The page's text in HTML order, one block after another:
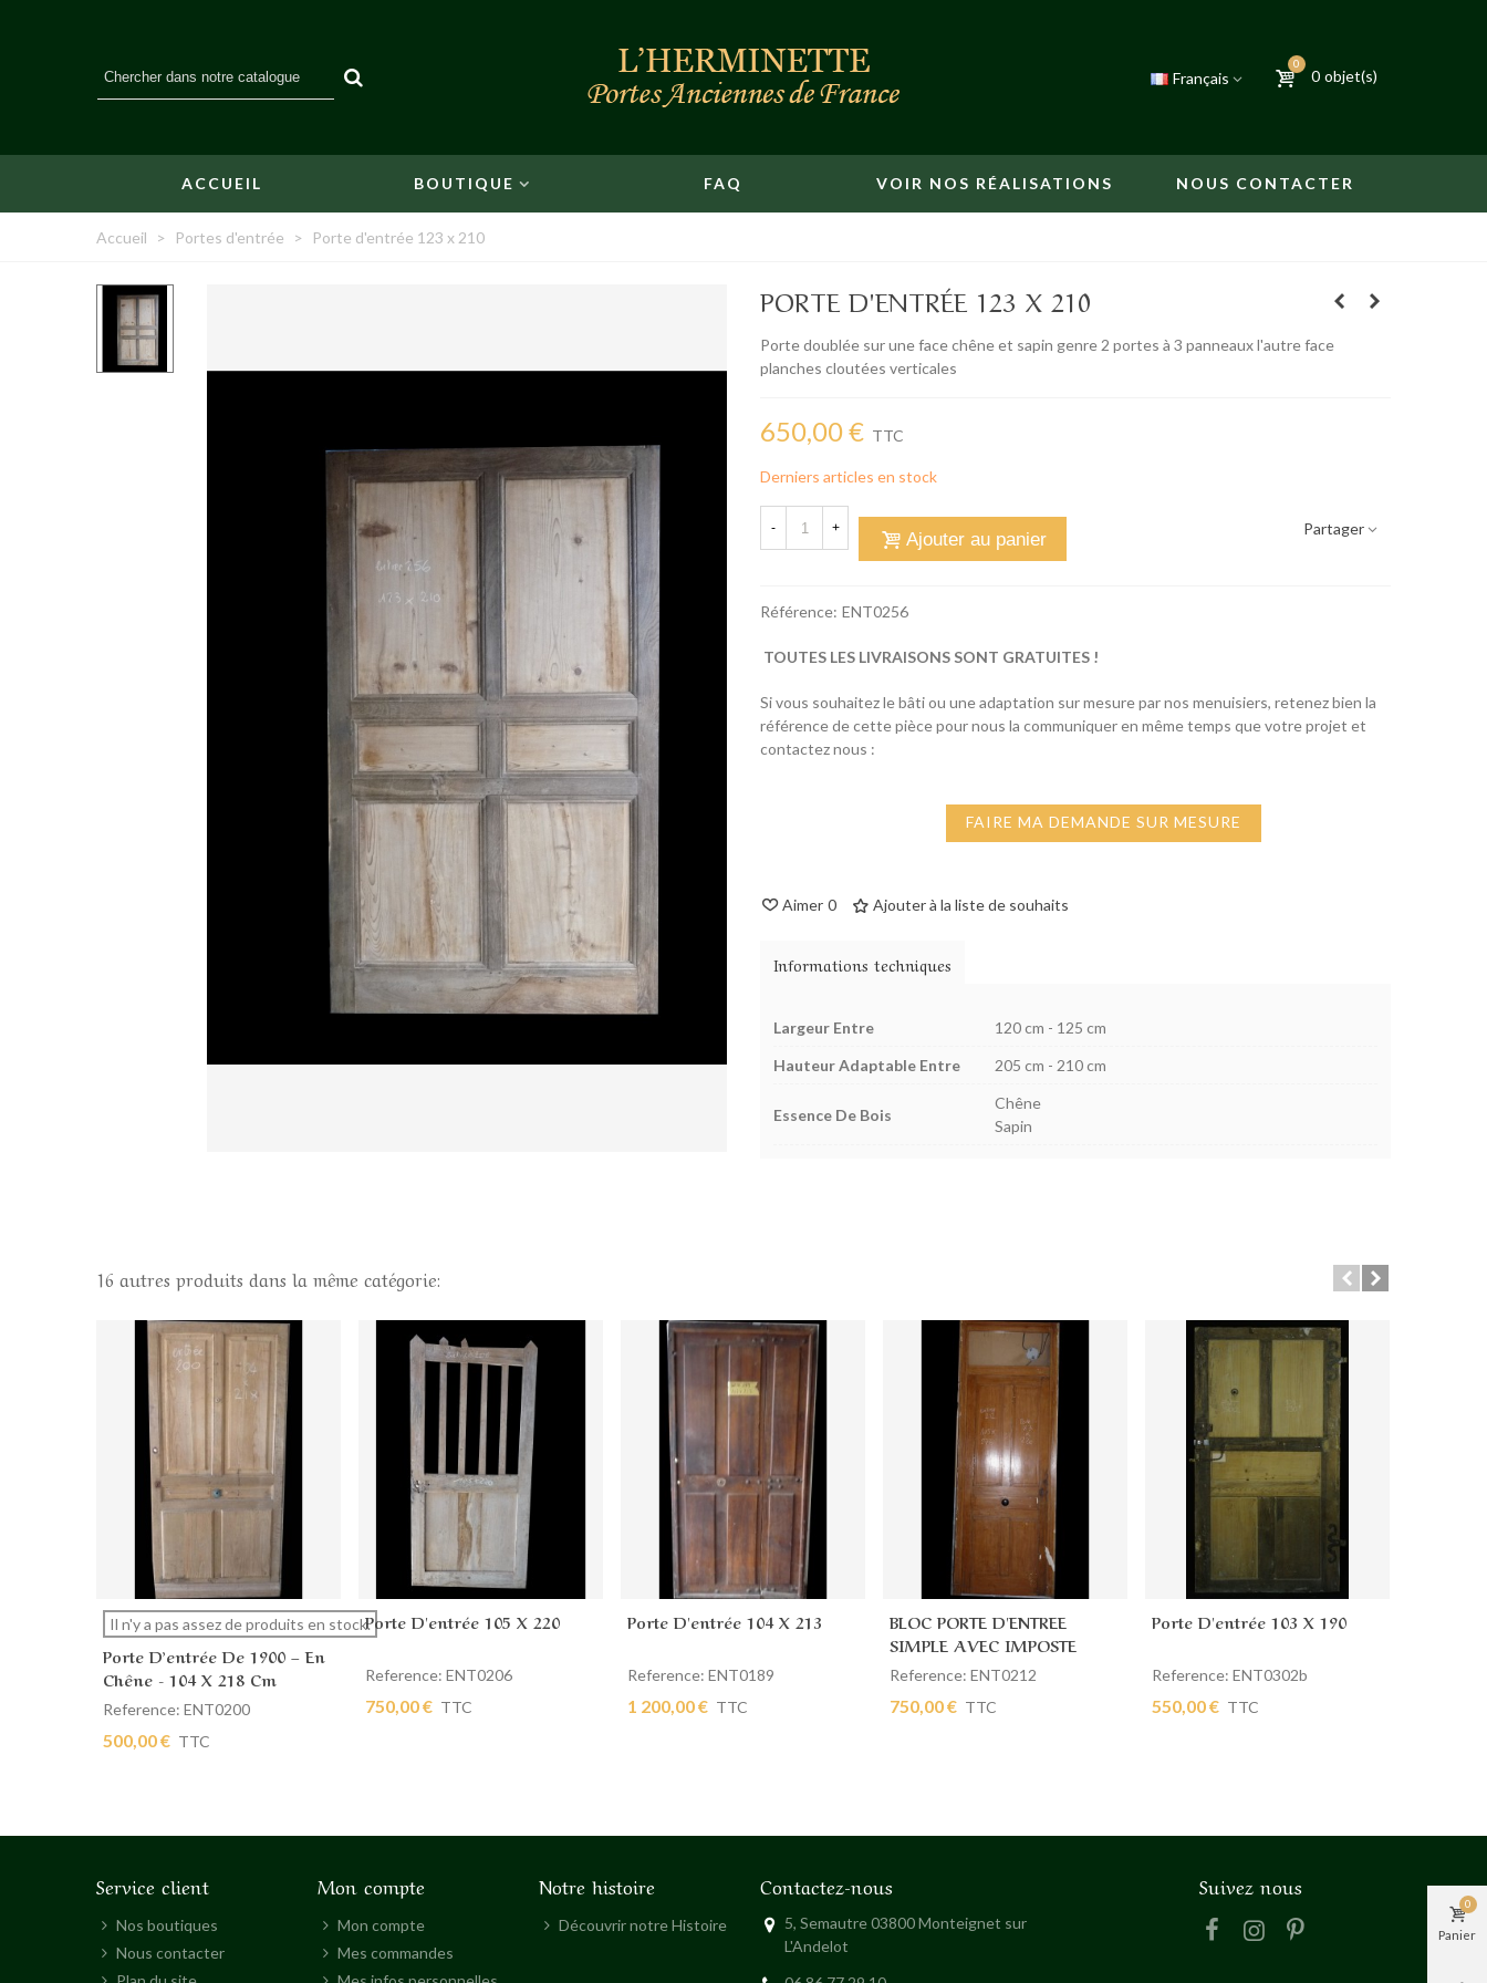
Français
0
0 objet(s)
ACCUEIL BOUTIQUE FAQ VOIR NOS RÉALISATIONS NOUS CONTACTER
Accueil > Portes d'entrée > Porte d'entrée 123 x 210
PORTE D'ENTRÉE 123 X 210
Porte doublée sur une face chêne et sapin genre 2 portes à 3 panneaux l'autre face
planches cloutées verticales
650,00 € TTC
Derniers articles en stock
- +
Ajouter au panier
Partager
Référence: ENT0256
TOUTES LES LIVRAISONS SONT GRATUITES !
Si vous souhaitez le bâti ou une adaptation sur mesure par nos menuisiers, retenez bien la
référence de cette pièce pour nous la communiquer en même temps que votre projet et
contactez nous :
FAIRE MA DEMANDE SUR MESURE
Aimer 0 Ajouter à la liste de souhaits
Informations techniques
Largeur Entre
120 cm - 125 cm
Hauteur Adaptable Entre
205 cm - 210 cm
Essence De Bois
Chêne
Sapin
16 autres produits dans la même catégorie:
Afficher plus
Il n'y a pas assez de produits en stock.
Porte D’entrée De 1900 – En
Chêne - 104 X 218 Cm
Reference: ENT0200
500,00 € TTC
Ajouter au panier
Porte D'entrée 105 X 220
Reference: ENT0206
750,00 € TTC
Ajouter au panier
Porte D'entrée 104 X 213
Reference: ENT0189
1 200,00 € TTC
Ajouter au panier
BLOC PORTE D'ENTREE
SIMPLE AVEC IMPOSTE
VITREE
Reference: ENT0212
750,00 € TTC
Ajouter au panier
Porte D'entrée 103 X 190
Reference: ENT0302b
550,00 € TTC
Service client
Nos boutiques
Nous contacter
Mon compte
Mon compte
Mes commandes
Notre histoire
Découvrir notre Histoire
Contactez-nous
5, Semautre 03800 Monteignet sur
L'Andelot
Suivez nous
Panier
0